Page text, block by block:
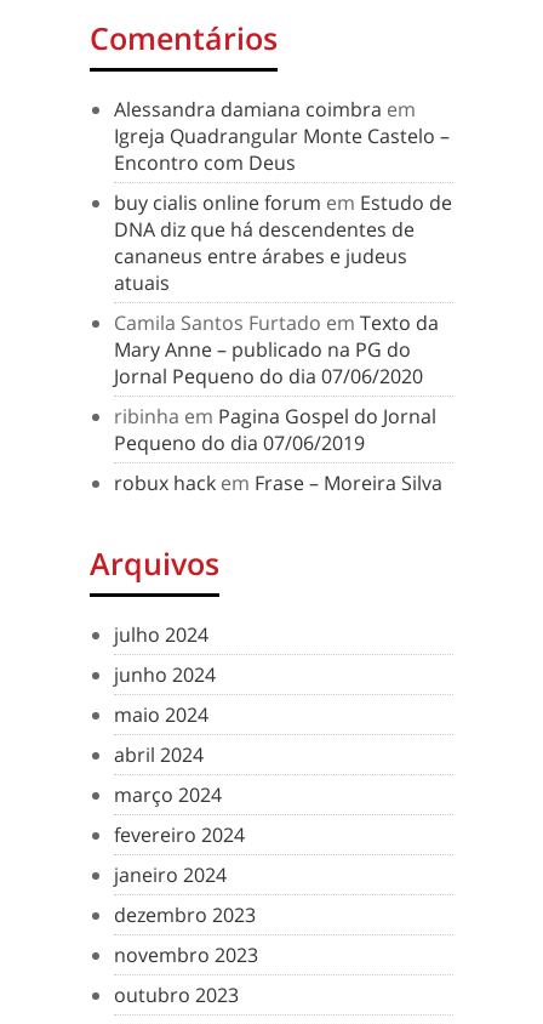
Comentários
Alessandra damiana coimbra em
Igreja Quadrangular Monte Castelo –
Encontro com Deus
buy cialis online forum em Estudo de
DNA diz que há descendentes de
cananeus entre árabes e judeus
atuais
Camila Santos Furtado em Texto da
Mary Anne – publicado na PG do
Jornal Pequeno do dia 07/06/2020
ribinha em Pagina Gospel do Jornal
Pequeno do dia 07/06/2019
robux hack em Frase – Moreira Silva
Arquivos
julho 2024
junho 2024
maio 2024
abril 2024
março 2024
fevereiro 2024
janeiro 2024
dezembro 2023
novembro 2023
outubro 2023